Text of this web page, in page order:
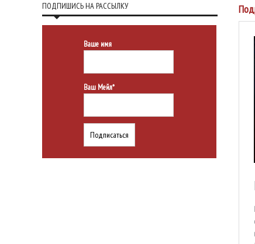
ПОДПИШИСЬ НА РАССЫЛКУ
Ваше имя
Ваш Мейл*